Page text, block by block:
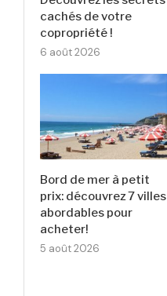
cachés de votre
copropriété !
6 août 2026
Bord de mer à petit
prix: découvrez 7 villes
abordables pour
acheter!
5 août 2026